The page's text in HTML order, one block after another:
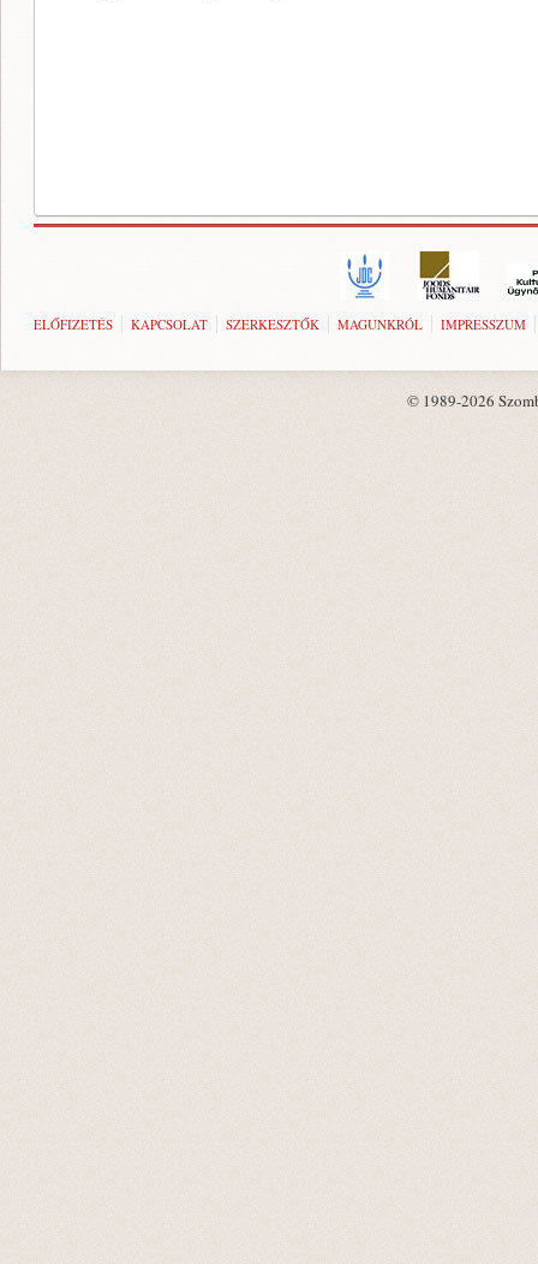
ELŐFIZETÉS KAPCSOLAT SZERKESZTŐK MAGUNKRÓL IMPRESSZUM
© 1989-2026